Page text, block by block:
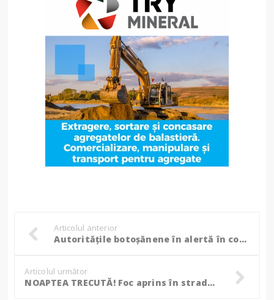
Articolul anterior
Autoritățile botoșănene în alertă în contextul codurilor galbene de caniculă, CJSU convocat de prefect! (Foto)
Articolul următor
NOAPTEA TRECUTĂ! Foc aprins în stradă, la Ghetouri. Polițiștii au intervenit imediat!